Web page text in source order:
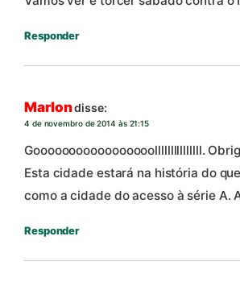
Responder
Marlondisse:
4 de novembro de 2014 às 21:15
Gooooooooooooooooolllllllllllllll.
Esta cidade estará na história do
como a cidade do acesso à série A.
Responder